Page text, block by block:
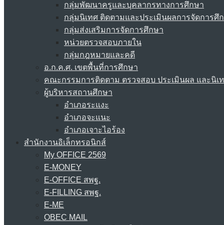
กลุ่มพัฒนาครูและบุคลากรทางการศึกษา
กลุ่มนิเทศ ติดตามและประเมินผลการจัดการศึ
กลุ่มส่งเสริมการจัดการศึกษา
หน่วยตรวจสอบภายใน
กลุ่มกฎหมายและคดี
อ.ก.ค.ศ. เขตพื้นที่การศึกษา
คณะกรรมการติดตาม ตรวจสอบ ประเมินผล และนิเ
ผู้บริหารสถานศึกษา
อำเภอระแงะ
อำเภอจะแนะ
อำเภอเจาะไอร้อง
สำนักงานอิเล็กทรอนิกส์
My OFFICE 2569
E-MONEY
E-OFFICE สพฐ.
E-FILLING สพฐ.
E-ME
OBEC MAIL